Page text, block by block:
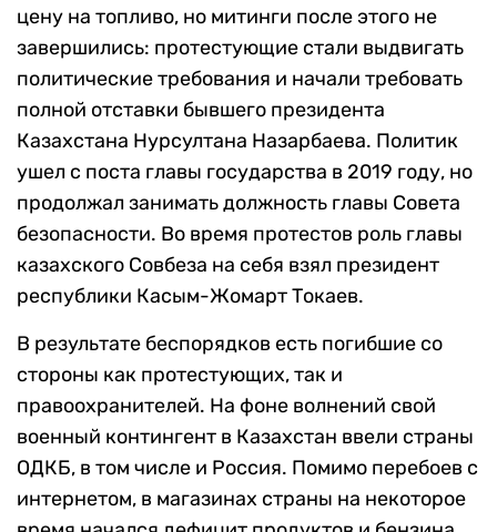
цену на топливо, но митинги после этого не
завершились: протестующие стали выдвигать
политические требования и начали требовать
полной отставки бывшего президента
Казахстана Нурсултана Назарбаева. Политик
ушел с поста главы государства в 2019 году, но
продолжал занимать должность главы Совета
безопасности. Во время протестов роль главы
казахского Совбеза на себя взял президент
республики Касым-Жомарт Токаев.
В результате беспорядков есть погибшие со
стороны как протестующих, так и
правоохранителей. На фоне волнений свой
военный контингент в Казахстан ввели страны
ОДКБ, в том числе и Россия. Помимо перебоев с
интернетом, в магазинах страны на некоторое